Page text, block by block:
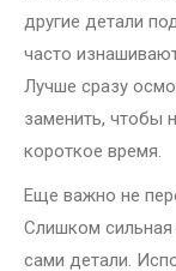
другие детали
часто
Лучше сразу
заменить, чтобы
короткое время.
Еще важно не
Слишком сильная
сами детали.